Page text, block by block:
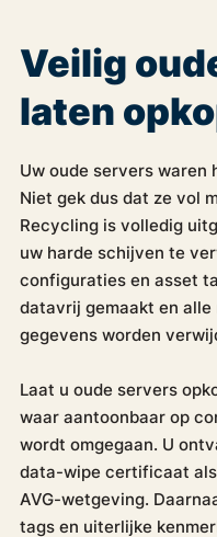
Veilig
laten
Uw oude servers
Niet gek dus dat ze vol
Recycling is volledig
uw harde schijven te
configuraties en asset
datavrij gemaakt en
gegevens worden
Laat u oude servers
waar aantoonbaar op
wordt omgegaan. U
data-wipe certificaat
AVG-wetgeving.
tags en uiterlijke